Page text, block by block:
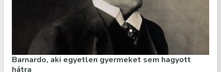
Barnardo, aki egyetlen gyermeket sem hagyott
hátra